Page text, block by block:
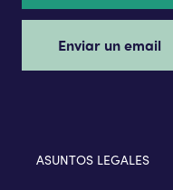
Enviar un email
ASUNTOS LEGALES